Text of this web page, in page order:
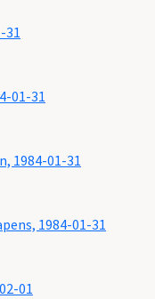
31
01-31
1984-01-31
1984-01-31
01